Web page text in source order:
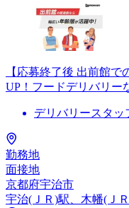
【応募終了後 出前館
UP！フードデリバリー
デリバリースタッ
勤務地
面接地
京都府宇治市
宇治(ＪＲ)駅、木幡(Ｊ